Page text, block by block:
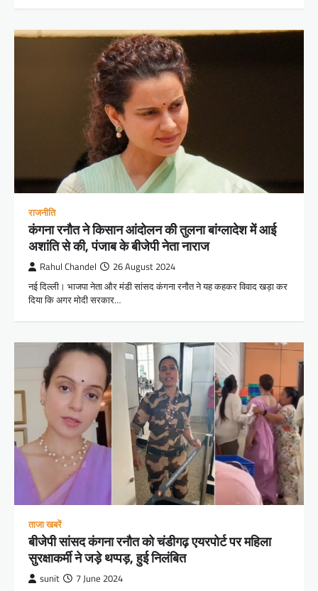
राजनीति
कंगना रनौत ने किसान आंदोलन की तुलना बांग्लादेश में आई
अशांति से की, पंजाब के बीजेपी नेता नाराज
Rahul Chandel 26 August 2024
नई दिल्ली। भाजपा नेता और मंडी सांसद कंगना रनौत ने यह कहकर विवाद खड़ा कर
दिया कि अगर मोदी सरकार…
ताजा खबरें
बीजेपी सांसद कंगना रनौत को चंडीगढ़ एयरपोर्ट पर महिला
सुरक्षाकर्मी ने जड़े थप्पड़, हुई निलंबित
sunit 7 June 2024